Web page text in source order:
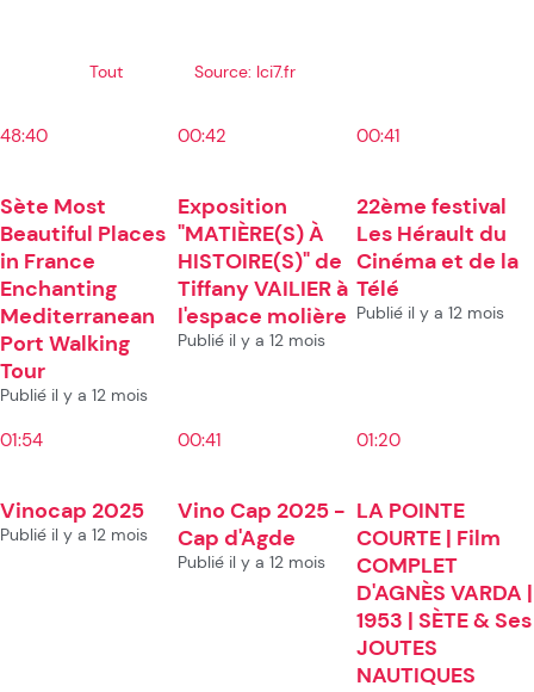
Tout Source: Ici7.fr
48:40
Sète Most
Beautiful Places
in France
Enchanting
Mediterranean
Port Walking
Tour
Publié il y a 12 mois
00:42
Exposition
"MATIÈRE(S) À
HISTOIRE(S)" de
Tiffany VAILIER à
l'espace molière
Publié il y a 12 mois
00:41
22ème festival
Les Hérault du
Cinéma et de la
Télé
Publié il y a 12 mois
01:54
Vinocap 2025
Publié il y a 12 mois
00:41
Vino Cap 2025 -
Cap d'Agde
Publié il y a 12 mois
01:20
LA POINTE
COURTE | Film
COMPLET
D'AGNÈS VARDA |
1953 | SÈTE & Ses
JOUTES
NAUTIQUES